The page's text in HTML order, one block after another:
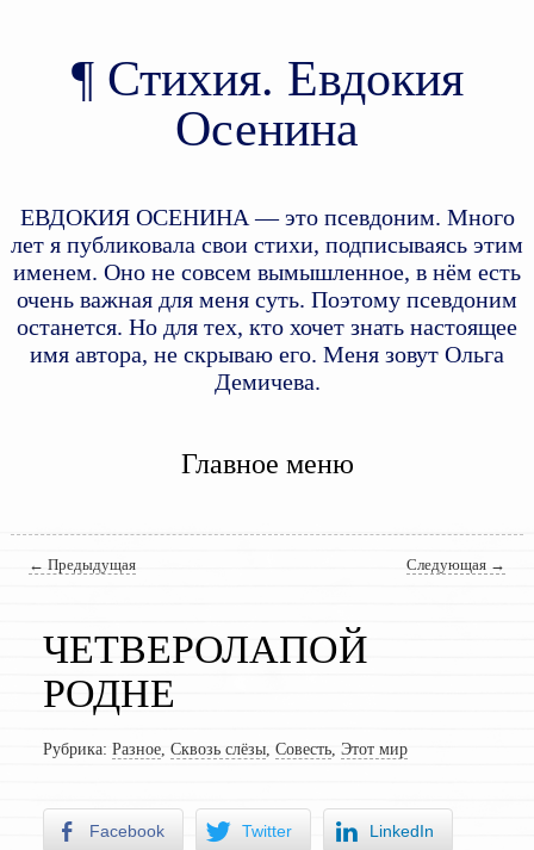
Стихия. Евдокия
Осенина
ЕВДОКИЯ ОСЕНИНА — это псевдоним. Много
лет я публиковала свои стихи, подписываясь этим
именем. Оно не совсем вымышленное, в нём есть
очень важная для меня суть. Поэтому псевдоним
останется. Но для тех, кто хочет знать настоящее
имя автора, не скрываю его. Меня зовут Ольга
Демичева.
Главное меню
Навигация по записям
← Предыдущая Следующая →
ЧЕТВЕРОЛАПОЙ
РОДНЕ
Рубрика: Разное, Сквозь слёзы, Совесть, Этот мир
Facebook Twitter LinkedIn